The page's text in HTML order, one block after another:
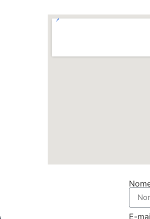
E-